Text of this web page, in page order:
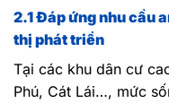
2.1 Đáp ứng nhu cầu
thị phát triển
Tại các khu dân cư
Phú, Cát Lái…, mức